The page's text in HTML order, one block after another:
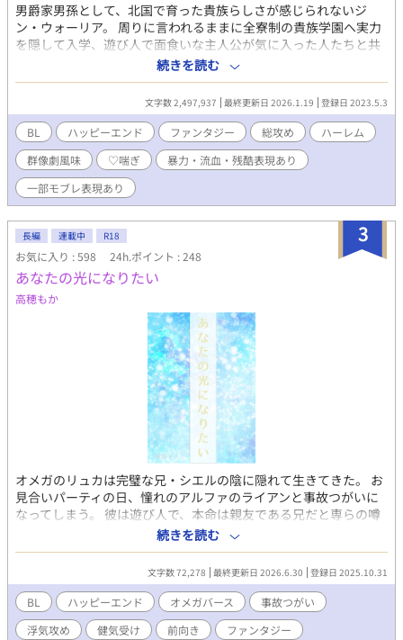
男爵家男孫として、北国で育った貴族らしさが感じられないジ
ン・ウォーリア。 周りに言われるままに全寮制の貴族学園へ実力
を隠して入学、遊び人で面食いな主人公が気に入った人たちと共
に大人になっていく話です。 (学園編が終わると大人編に入りま
す) BL×冒険×バトル 何でもありの異世界ハイファンタジー 総攻
め主人公で最終的に野郎だらけのハーレムになります。 超長編で
ゆっくり進行してます。 R-18は×表記
続きを読む
文字数 2,497,937 最終更新日 2026.1.19 登録日 2023.5.3
BL ハッピーエンド ファンタジー 総攻め
ハーレム
群像劇風味
♡喘ぎ
暴力・流血・残酷表現あり
一部モブレ表現あり
3
長編 連載中 R18
お気に入り : 598 24h.ポイント : 248
あなたの光になりたい
高穂もか
オメガのリュカは完璧な兄・シエルの陰に隠れて生きてきた。 お
見合いパーティの日、憧れのアルファのライアンと事故つがいに
なってしまう。 彼は遊び人で、本命は親友である兄だと専らの噂
だ。 惑うリュカだが―― ※背後注意の回にはサブタイトルに＊マ
ークを表示しています
続きを読む
文字数 72,278 最終更新日 2026.6.30 登録日 2025.10.31
BL ハッピーエンド オメガバース
事故つがい
浮気攻め
健気受け 前向き ファンタジー